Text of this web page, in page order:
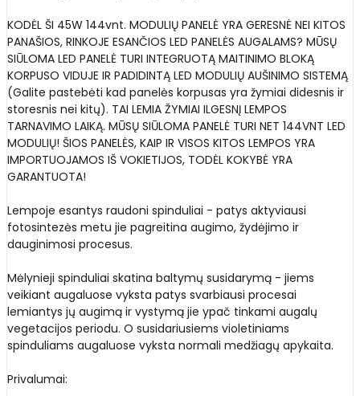
KODĖL ŠI 45W 144vnt. MODULIŲ PANELĖ YRA GERESNĖ NEI KITOS
PANAŠIOS, RINKOJE ESANČIOS LED PANELĖS AUGALAMS? MŪSŲ
SIŪLOMA LED PANELĖ TURI INTEGRUOTĄ MAITINIMO BLOKĄ
KORPUSO VIDUJE IR PADIDINTĄ LED MODULIŲ AUŠINIMO SISTEMĄ
(Galite pastebėti kad panelės korpusas yra žymiai didesnis ir
storesnis nei kitų). TAI LEMIA ŽYMIAI ILGESNĮ LEMPOS
TARNAVIMO LAIKĄ. MŪSŲ SIŪLOMA PANELĖ TURI NET 144VNT LED
MODULIŲ! ŠIOS PANELĖS, KAIP IR VISOS KITOS LEMPOS YRA
IMPORTUOJAMOS IŠ VOKIETIJOS, TODĖL KOKYBĖ YRA
GARANTUOTA!
Lempoje esantys raudoni spinduliai - patys aktyviausi
fotosintezės metu jie pagreitina augimo, žydėjimo ir
dauginimosi procesus.
Mėlynieji spinduliai skatina baltymų susidarymą - jiems
veikiant augaluose vyksta patys svarbiausi procesai
lemiantys jų augimą ir vystymą jie ypač tinkami augalų
vegetacijos periodu. O susidariusiems violetiniams
spinduliams augaluose vyksta normali medžiagų apykaita.
Privalumai: